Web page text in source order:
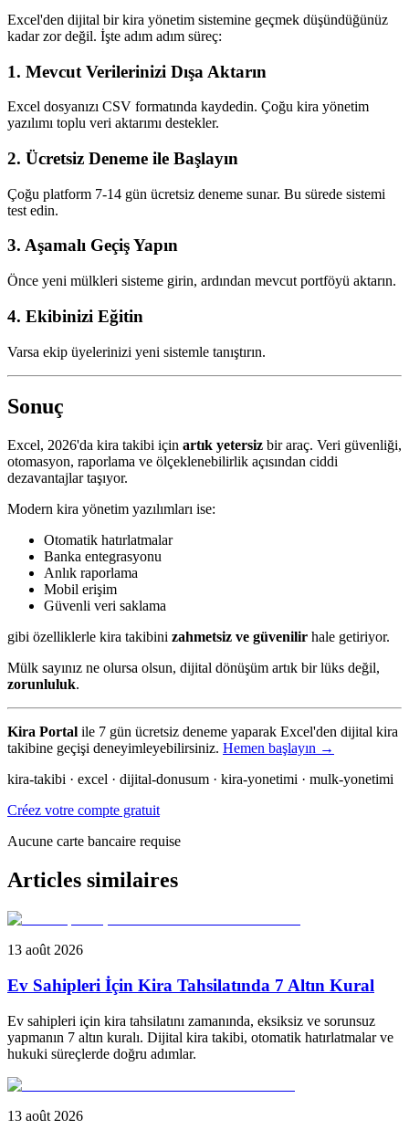
Excel'den dijital bir kira yönetim sistemine geçmek düşündüğünüz
kadar zor değil. İşte adım adım süreç:
1. Mevcut Verilerinizi Dışa Aktarın
Excel dosyanızı CSV formatında kaydedin. Çoğu kira yönetim
yazılımı toplu veri aktarımı destekler.
2. Ücretsiz Deneme ile Başlayın
Çoğu platform 7-14 gün ücretsiz deneme sunar. Bu sürede sistemi
test edin.
3. Aşamalı Geçiş Yapın
Önce yeni mülkleri sisteme girin, ardından mevcut portföyü aktarın.
4. Ekibinizi Eğitin
Varsa ekip üyelerinizi yeni sistemle tanıştırın.
Sonuç
Excel, 2026'da kira takibi için artık yetersiz bir araç. Veri güvenliği,
otomasyon, raporlama ve ölçeklenebilirlik açısından ciddi
dezavantajlar taşıyor.
Modern kira yönetim yazılımları ise:
Otomatik hatırlatmalar
Banka entegrasyonu
Anlık raporlama
Mobil erişim
Güvenli veri saklama
gibi özelliklerle kira takibini zahmetsiz ve güvenilir hale getiriyor.
Mülk sayınız ne olursa olsun, dijital dönüşüm artık bir lüks değil,
zorunluluk.
Kira Portal ile 7 gün ücretsiz deneme yaparak Excel'den dijital kira
takibine geçişi deneyimleyebilirsiniz. Hemen başlayın →
kira-takibi · excel · dijital-donusum · kira-yonetimi · mulk-yonetimi
Créez votre compte gratuit
Aucune carte bancaire requise
Articles similaires
13 août 2026
Ev Sahipleri İçin Kira Tahsilatında 7 Altın Kural
Ev sahipleri için kira tahsilatını zamanında, eksiksiz ve sorunsuz
yapmanın 7 altın kuralı. Dijital kira takibi, otomatik hatırlatmalar ve
hukuki süreçlerde doğru adımlar.
13 août 2026